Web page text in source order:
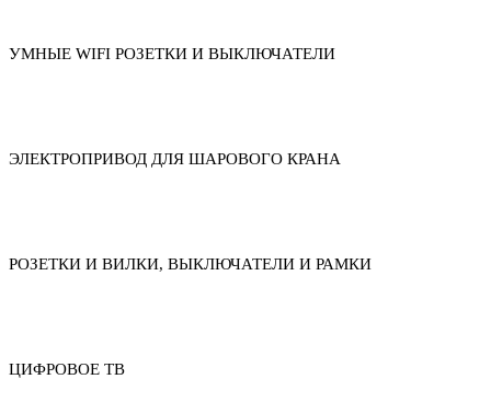
УМНЫЕ WIFI РОЗЕТКИ И ВЫКЛЮЧАТЕЛИ
ЭЛЕКТРОПРИВОД ДЛЯ ШАРОВОГО КРАНА
РОЗЕТКИ И ВИЛКИ, ВЫКЛЮЧАТЕЛИ И РАМКИ
ЦИФРОВОЕ ТВ